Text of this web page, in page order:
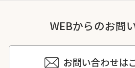
WEBからのお問
お問い合わせは